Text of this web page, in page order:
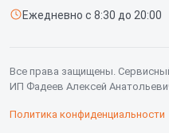
Контакты
Ноутбуков
Ежедневно с 8:30 до 20:00
Все права защищены.
ИП Фадеев Алексей
Политика конфиденциальности